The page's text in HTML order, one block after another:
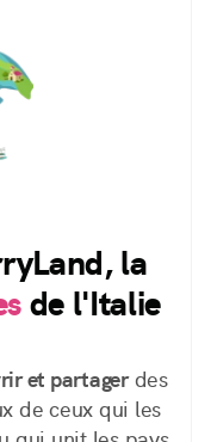
la
de l'Italie
et partagerdes
de ceux qui les